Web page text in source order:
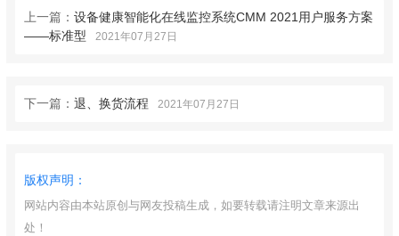
上一篇： 设备健康智能化在线监控系统CMM 2021用户服务方案
——标准型
2021年07月27日
下一篇： 退、换货流程 2021年07月27日
版权声明：
网站内容由本站原创与网友投稿生成，如要转载请注明文章来源出
处！